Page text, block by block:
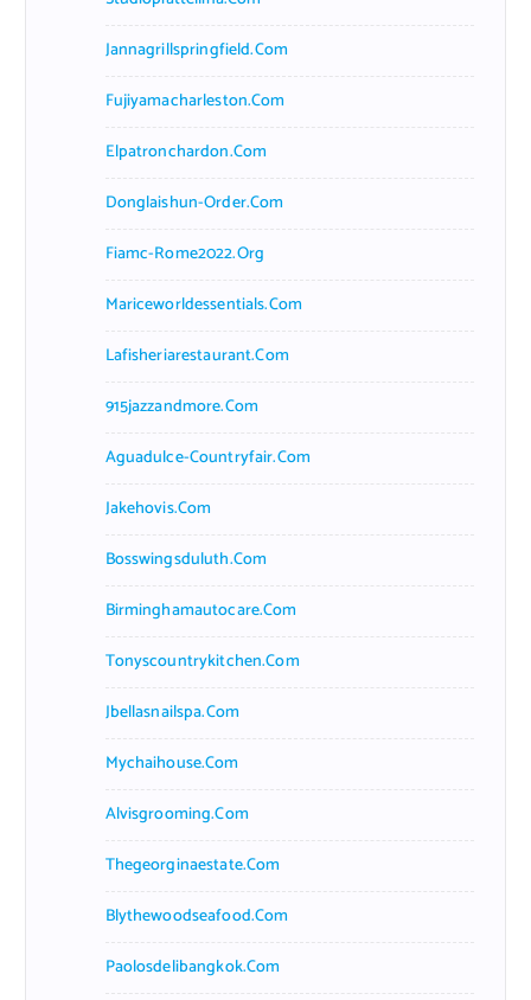
Jannagrillspringfield.com
Fujiyamacharleston.com
Elpatronchardon.com
Donglaishun-Order.com
Fiamc-Rome2022.org
Mariceworldessentials.com
Lafisheriarestaurant.com
915jazzandmore.com
Aguadulce-Countryfair.com
Jakehovis.com
Bosswingsduluth.com
Birminghamautocare.com
Tonyscountrykitchen.com
Jbellasnailspa.com
Mychaihouse.com
Alvisgrooming.com
Thegeorginaestate.com
Blythewoodseafood.com
Paolosdelibangkok.com